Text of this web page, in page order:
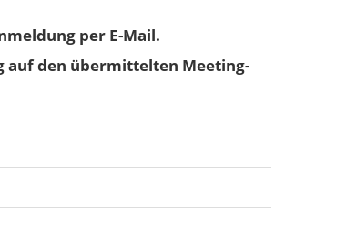
per E-Mail.
auf den übermittelten Meeting-